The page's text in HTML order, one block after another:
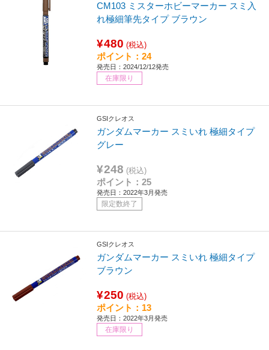
CM103 ミスターホビーマーカー スミ入
れ極細筆先タイプ ブラウン
¥480 (税込)
ポイント：24
発売日：2024/12/12発売
在庫限り
GSIクレオス
ガンダムマーカー スミいれ 極細タイプ
グレー
¥248 (税込)
ポイント：25
発売日：2022年3月発売
限定数終了
GSIクレオス
ガンダムマーカー スミいれ 極細タイプ
ブラウン
¥250 (税込)
ポイント：13
発売日：2022年3月発売
在庫限り